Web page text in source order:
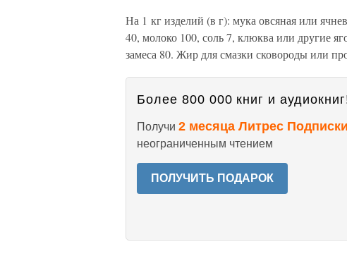
На 1 кг изделий (в г): мука овсяная или
40, молоко 100, соль 7, клюква или другие
замеса 80. Жир для смазки сковороды или
Более 800 000 книг и
Получи 2 месяца Литрес
неограниченным чтением
ПОЛУЧИТЬ ПОДАРОК